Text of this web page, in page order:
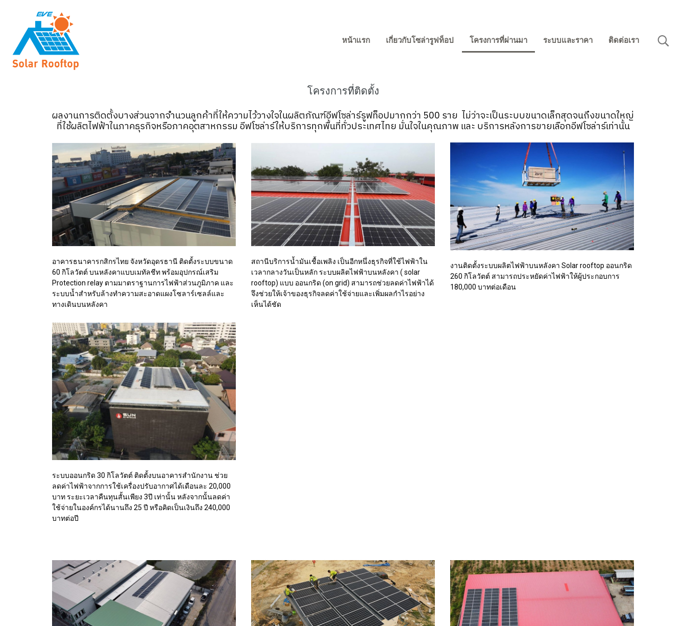
หน้าแรก เกี่ยวกับโซล่ารูฟท็อป โครงการที่ผ่านมา ระบบและราคา ติดต่อเรา
โครงการที่ติดตั้ง
ผลงานการติดตั้งบางส่วนจากจำนวนลูกค้าที่ให้ความไว้วางใจในผลิตภัณฑ์อีฟโซล่าร์รูฟท็อปมากกว่า 500 ราย ไม่ว่าจะเป็นระบบขนาดเล็กสุดจนถึงขนาดใหญ่
ที่ใช้ผลิตไฟฟ้าในภาคธุรกิจหรือภาคอุตสาหกรรม อีฟโซล่าร์ให้บริการทุกพื้นที่ทั่วประเทศไทย มั่นใจในคุณภาพ และ บริการหลังการขายเลือกอีฟโซล่าร์เท่านั้น
อาคารธนาคารกสิกรไทย จังหวัดอุดรธานี ติดตั้งระบบขนาด
60 กิโลวัตต์ บนหลังคาแบบเมทัลชีท พร้อมอุปกรณ์เสริม
Protection relay ตามมาตราฐานการไฟฟ้าส่วนภูมิภาค และ
ระบบน้ำสำหรับล้างทำความสะอาดแผงโซลาร์เซลล์และ
ทางเดินบนหลังคา
สถานีบริการน้ำมันเชื้อเพลิง เป็นอีกหนึ่งธุรกิจที่ใช้ไฟฟ้าใน
เวลากลางวันเป็นหลัก ระบบผลิตไฟฟ้าบนหลังคา ( solar
rooftop) แบบ ออนกริด (on grid) สามารถช่วยลดค่าไฟฟ้าได้
จึงช่วยให้เจ้าของธุรกิจลดค่าใช้จ่ายและเพิ่มผลกำไรอย่าง
เห็นได้ชัด
งานติดตั้งระบบผลิตไฟฟ้าบนหลังคา Solar rooftop ออนกริด
260 กิโลวัตต์ สามารถประหยัดค่าไฟฟ้าให้ผู้ประกอบการ
180,000 บาทต่อเดือน
ระบบออนกริด 30 กิโลวัตต์ ติดตั้งบนอาคารสำนักงาน ช่วย
ลดค่าไฟฟ้าจากการใช้เครื่องปรับอากาศได้เดือนละ 20,000
บาท ระยะเวลาคืนทุนสั้นเพียง 3ปี เท่านั้น หลังจากนั้นลดค่า
ใช้จ่ายในองค์กรได้นานถึง 25 ปี หรือคิดเป็นเงินถึง 240,000
บาทต่อปี